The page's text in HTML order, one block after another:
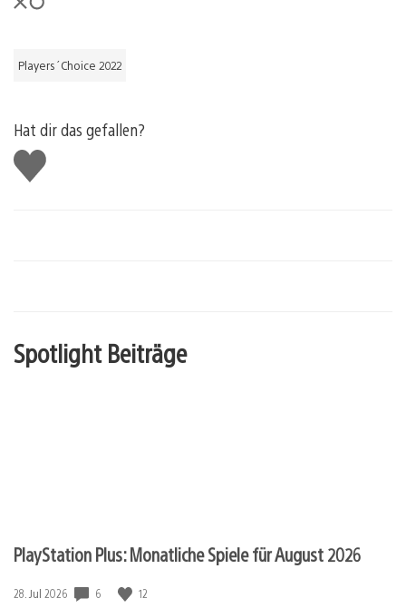
Players´Choice 2022
Hat dir das gefallen?
Gefällt
mir
Spotlight Beiträge
PlayStation Plus: Monatliche Spiele für August 2026
Veröffentlichungsdatum:
28. Jul 2026 6 12